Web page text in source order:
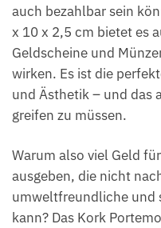
auch bezahlbar sein
x 10 x 2,5 cm bietet es
Geldscheine und
wirken. Es ist die
und Ästhetik – und das
greifen zu müssen.
Warum also viel Geld
ausgeben, die nicht
umweltfreundliche und
kann? Das Kork